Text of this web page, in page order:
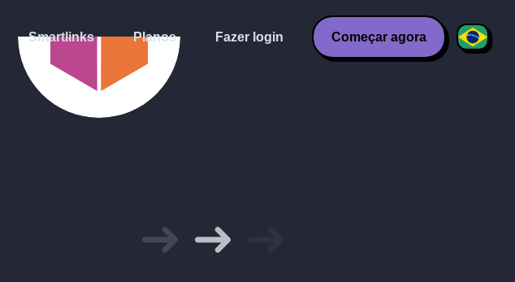
Smartlinks Planos Fazer login Começar agora